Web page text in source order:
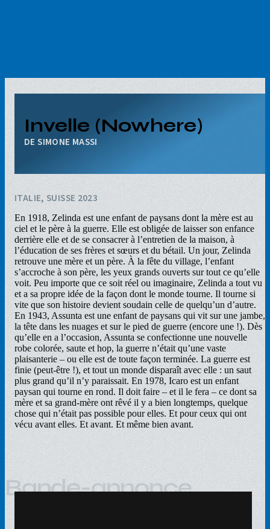
Invelle (Nowhere)
SIMONE MASSI
ITALIE, SUISSE 2023
En 1918, Zelinda est une enfant de paysans dont la mère est au
ciel et le père à la guerre. Elle est obligée de laisser son enfance
derrière elle et de se consacrer à l’entretien de la maison, à
l’éducation de ses frères et sœurs et du bétail. Un jour, Zelinda
retrouve une mère et un père. À la fête du village, l’enfant
s’accroche à son père, les yeux grands ouverts sur tout ce qu’elle
voit. Peu importe que ce soit réel ou imaginaire, Zelinda a tout vu
et a sa propre idée de la façon dont le monde tourne. Il tourne si
vite que son histoire devient soudain celle de quelqu’un d’autre.
En 1943, Assunta est une enfant de paysans qui vit sur une jambe,
la tête dans les nuages et sur le pied de guerre (encore une !). Dès
qu’elle en a l’occasion, Assunta se confectionne une nouvelle
robe colorée, saute et hop, la guerre n’était qu’une vaste
plaisanterie – ou elle est de toute façon terminée. La guerre est
finie (peut-être !), et tout un monde disparaît avec elle : un saut
plus grand qu’il n’y paraissait. En 1978, Icaro est un enfant
paysan qui tourne en rond. Il doit faire – et il le fera – ce dont sa
mère et sa grand-mère ont rêvé il y a bien longtemps, quelque
chose qui n’était pas possible pour elles. Et pour ceux qui ont
vécu avant elles. Et avant. Et même bien avant.
Bande-annonce